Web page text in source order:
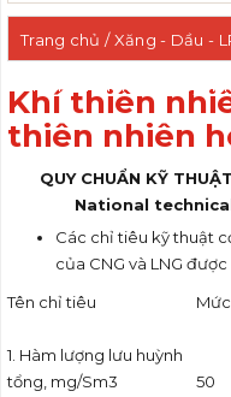
Trang chủ /Xăng - Dầu -
thiên nhiên nén (CNG) -
Khí thiên
thiên nhiên
QUY CHUẨN KỸ
National
Các chỉ tiêu kỹ thuật
của CNG và LNG
Tên chỉ tiêu
Mức
1. Hàm lượng lưu huỳnh
tổng, mg/Sm3
50